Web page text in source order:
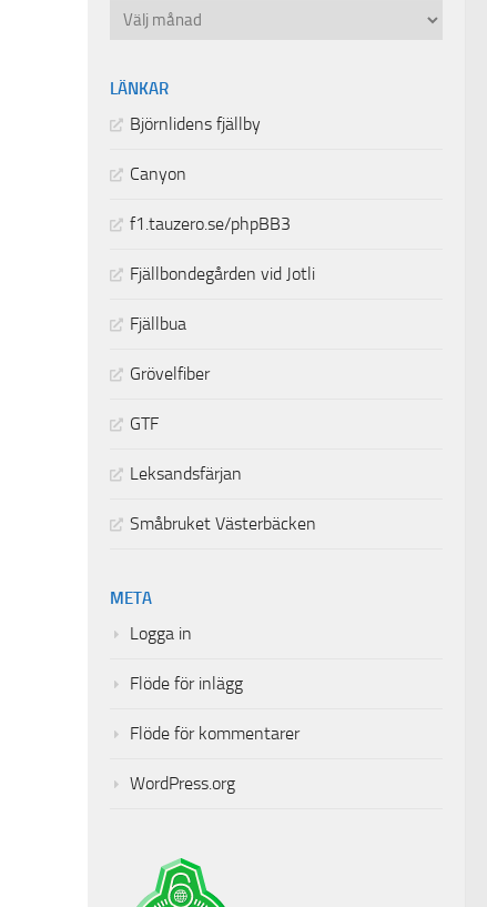
Arkiv
LÄNKAR
Björnlidens fjällby
Canyon
f1.tauzero.se/phpBB3
Fjällbondegården vid Jotli
Fjällbua
Grövelfiber
GTF
Leksandsfärjan
Småbruket Västerbäcken
META
Logga in
Flöde för inlägg
Flöde för kommentarer
WordPress.org